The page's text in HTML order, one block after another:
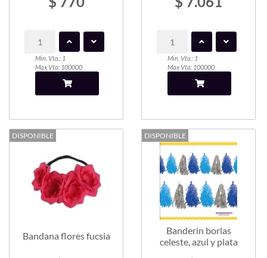
Min. Vta.: 1
Max Vta: 100000
Min. Vta.: 1
Max Vta: 100000
DISPONIBLE
Bandana flores fucsia
DISPONIBLE
Banderin borlas
celeste, azul y plata